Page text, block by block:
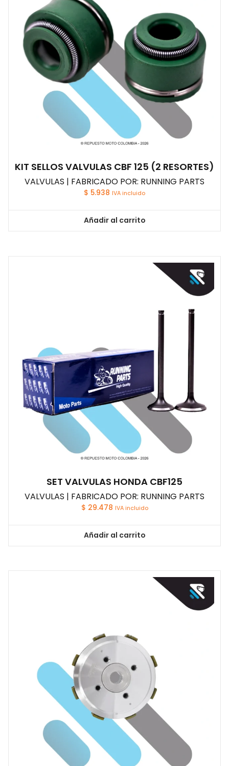
KIT SELLOS VALVULAS CBF 125 (2 RESORTES)
VALVULAS | FABRICADO POR: RUNNING PARTS
$ 5.938 IVA incluido
Añadir al carrito
SET VALVULAS HONDA CBF125
VALVULAS | FABRICADO POR: RUNNING PARTS
$ 29.478 IVA incluido
Añadir al carrito